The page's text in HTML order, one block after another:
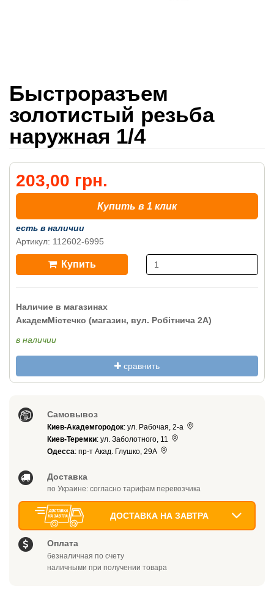
Быстроразъем
золотистый резьба
наружная 1/4
203,00 грн.
Купить в 1 клик
есть в наличии
Артикул: 112602-6995
Купить
Наличие в магазинах
АкадемМістечко (магазин, вул. Робітнича 2А)
в наличии
сравнить
Самовывоз
Киев-Академгородок: ул. Рабочая, 2-а
Киев-Теремки: ул. Заболотного, 11
Одесса: пр-т Акад. Глушко, 29А
Доставка
по Украине: согласно тарифам перевозчика
ДОСТАВКА НА ЗАВТРА
Оплата
безналичная по счету
наличными при получении товара